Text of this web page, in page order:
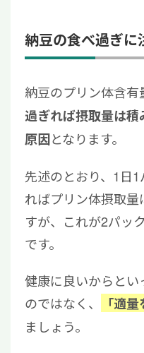
納豆の食べ過ぎに
納豆のプリン体含有
過ぎれば摂取量は
原因となります。
先述のとおり、1日
ればプリン体摂取
すが、これが2パッ
です。
健康に良いからと
のではなく、
「適
ましょう。